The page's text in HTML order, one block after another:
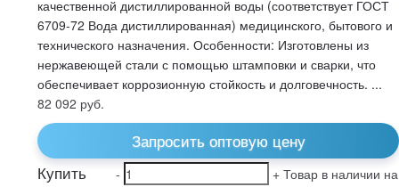
качественной дистиллированной воды (соответствует ГОСТ
6709-72 Вода дистиллированная) медицинского, бытового и
технического назначения. Особенности: Изготовлены из
нержавеющей стали с помощью штамповки и сварки, что
обеспечивает коррозионную стойкость и долговечность. ...
82 092 руб.
Запросить оптовую цену
Купить
- + Товар в наличии на